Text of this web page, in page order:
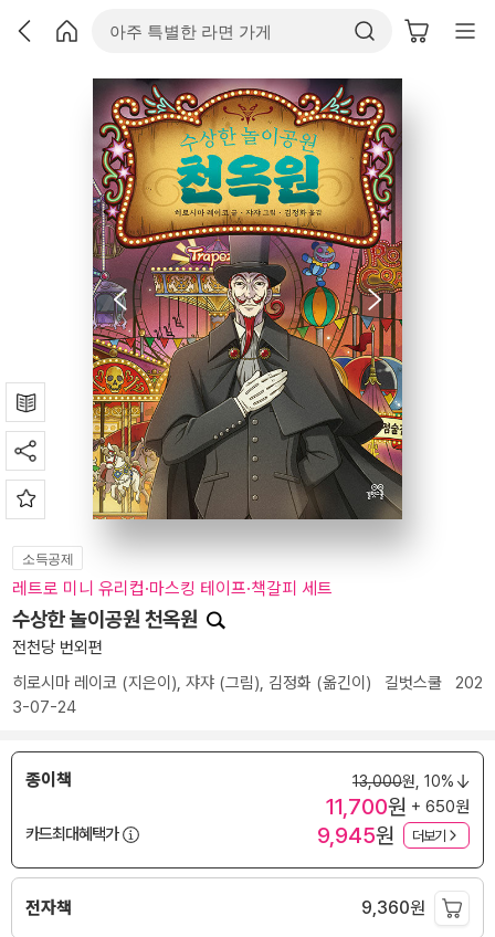
소득공제
레트로 미니 유리컵·마스킹 테이프·책갈피 세트
수상한 놀이공원 천옥원
전천당 번외편
히로시마 레이코 (지은이), 쟈쟈 (그림), 김정화 (옮긴이) 길벗스쿨 202
3-07-24
종이책 13,000원, 10%
11,700원 + 650원
카드최대혜택가
9,945원 더보기
전자책 9,360원